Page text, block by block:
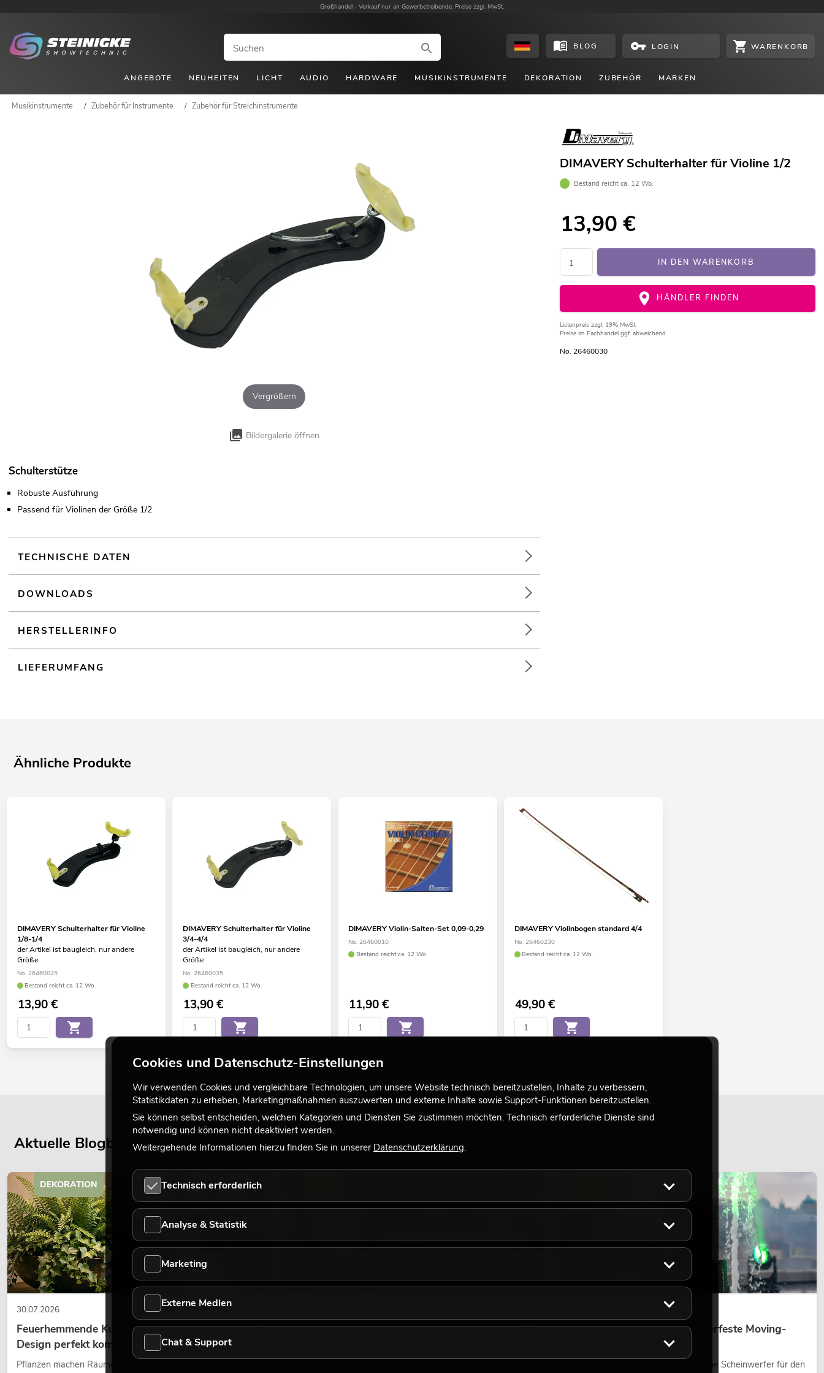
Großhandel - Verkauf nur an Gewerbetreibende. Preise zzgl. MwSt.
BLOG LOGIN WARENKORB
ANGEBOTE NEUHEITEN LICHT AUDIO HARDWARE MUSIKINSTRUMENTE DEKORATION ZUBEHÖR MARKEN
Musikinstrumente / Zubehör für Instrumente / Zubehör für Streichinstrumente
Vergrößern
Bildergalerie öffnen
DIMAVERY Schulterhalter für Violine 1/2
Bestand reicht ca. 12 Wo.
13,90 €
IN DEN WARENKORB
HÄNDLER FINDEN
Listenpreis zzgl. 19% MwSt.
Preise im Fachhandel ggf. abweichend.
No. 26460030
Schulterstütze
Robuste Ausführung
Passend für Violinen der Größe 1/2
TECHNISCHE DATEN
DOWNLOADS
HERSTELLERINFO
LIEFERUMFANG
Ähnliche Produkte
DIMAVERY Schulterhalter für Violine
1/8-1/4
der Artikel ist baugleich, nur andere
Größe
No. 26460025
Bestand reicht ca. 12 Wo.
13,90€
DIMAVERY Schulterhalter für Violine
3/4-4/4
der Artikel ist baugleich, nur andere
Größe
No. 26460035
Bestand reicht ca. 12 Wo.
13,90€
DIMAVERY Violin-Saiten-Set 0,09-0,29
No. 26460010
Bestand reicht ca. 12 Wo.
11,90€
DIMAVERY Violinbogen standard 4/4
No. 26460230
Bestand reicht ca. 12 Wo.
49,90€
Aktuelle Blogbeiträge
30.07.2026
Feuerhemmende Kunstpflanzen: Sicherheit und
Design perfekt kombiniert
Pflanzen machen Räume lebendig. Sie schaffen eine
DEKORATION
Retro-Licht im modernen Lichtdesign: Warum
Outdoor Moving-Heads: Wetterfeste Moving-
Outdoor Moving-Heads sind bewegliche Scheinwerfer für den
Cookies und Datenschutz-Einstellungen
Wir verwenden Cookies und vergleichbare Technologien, um unsere Website technisch bereitzustellen, Inhalte zu verbessern,
Statistikdaten zu erheben, Marketingmaßnahmen auszuwerten und externe Inhalte sowie Support-Funktionen bereitzustellen.
Sie können selbst entscheiden, welchen Kategorien und Diensten Sie zustimmen möchten. Technisch erforderliche Dienste sind
notwendig und können nicht deaktiviert werden.
Weitergehende Informationen hierzu finden Sie in unserer Datenschutzerklärung.
Technisch erforderlich
Analyse & Statistik
Marketing
Externe Medien
Chat & Support